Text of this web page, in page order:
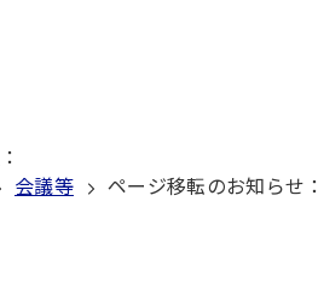
：
会議等 ページ移転のお知らせ